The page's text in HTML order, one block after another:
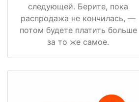
следующей. Берите, пока
распродажа не кончилась, —
потом будете платить больше
за то же самое.